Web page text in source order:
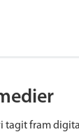
tagit fram